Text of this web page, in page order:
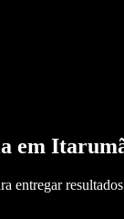
em
entregar